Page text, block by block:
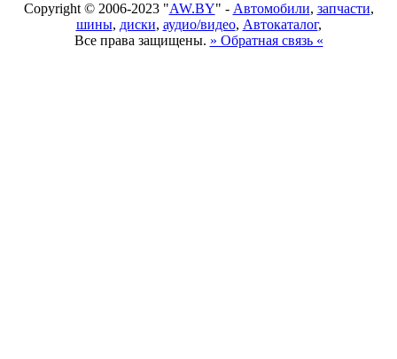
Copyright © 2006-2023 "AW.BY" - Автомобили, запчасти,
шины, диски, аудио/видео, Автокаталог,
Все права защищены. » Обратная связь «